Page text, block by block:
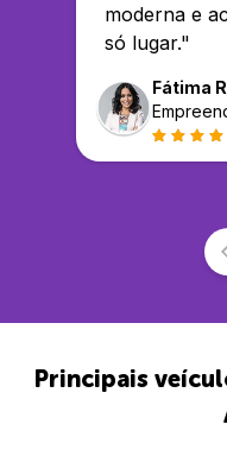
moderna e
só lugar."
Fátima
Principais